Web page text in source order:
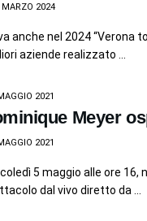
2024
anche nel 2024 “Verona
aziende realizzato ...
2021
Meyer
2021
5 maggio alle ore
dal vivo diretto da ...